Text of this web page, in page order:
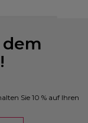
Sie 10 % auf Ihren